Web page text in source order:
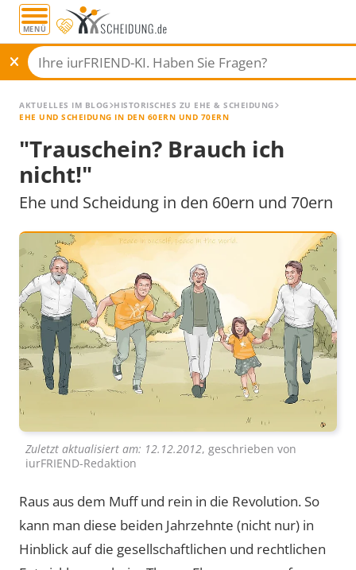
MENÜ
AKTUELLES IM BLOG HISTORISCHES ZU EHE & SCHEIDUNG
EHE UND SCHEIDUNG IN DEN 60ERN UND 70ERN
"Trauschein? Brauch ich
nicht!"
Ehe und Scheidung in den 60ern und 70ern
Zuletzt aktualisiert am: 12.12.2012, geschrieben von
iurFRIEND-Redaktion
Raus aus dem Muff und rein in die Revolution. So
kann man diese beiden Jahrzehnte (nicht nur) in
Hinblick auf die gesellschaftlichen und rechtlichen